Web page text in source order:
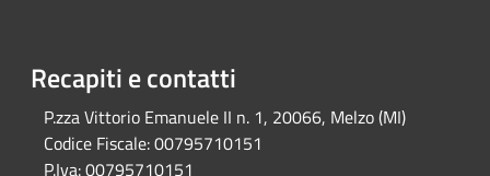
Recapiti e contatti
P.zza Vittorio Emanuele II n. 1, 20066, Melzo (MI)
Codice Fiscale:00795710151
P.Iva:00795710151